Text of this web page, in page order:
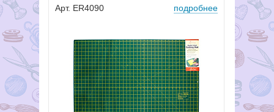
Арт. ER4090 подробнее